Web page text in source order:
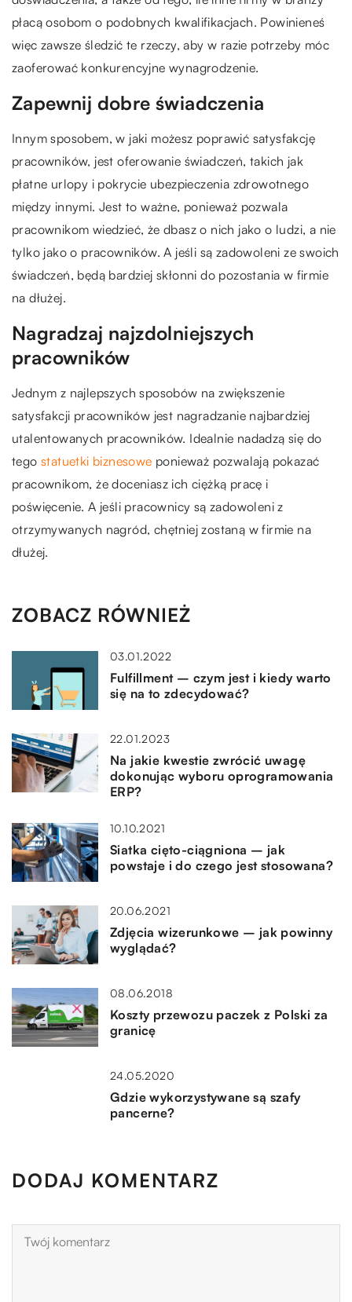
płacą osobom o podobnych kwalifikacjach. Powinieneś
więc zawsze śledzić te rzeczy, aby w razie potrzeby móc
zaoferować konkurencyjne wynagrodzenie.
Zapewnij dobre świadczenia
Innym sposobem, w jaki możesz poprawić satysfakcję
pracowników, jest oferowanie świadczeń, takich jak
płatne urlopy i pokrycie ubezpieczenia zdrowotnego
między innymi. Jest to ważne, ponieważ pozwala
pracownikom wiedzieć, że dbasz o nich jako o ludzi, a nie
tylko jako o pracowników. A jeśli są zadowoleni ze swoich
świadczeń, będą bardziej skłonni do pozostania w firmie
na dłużej.
Nagradzaj najzdolniejszych
pracowników
Jednym z najlepszych sposobów na zwiększenie
satysfakcji pracowników jest nagradzanie najbardziej
utalentowanych pracowników. Idealnie nadadzą się do
tego statuetki biznesowe ponieważ pozwalają pokazać
pracownikom, że doceniasz ich ciężką pracę i
poświęcenie. A jeśli pracownicy są zadowoleni z
otrzymywanych nagród, chętniej zostaną w firmie na
dłużej.
ZOBACZ RÓWNIEŻ
03.01.2022
Fulfillment – czym jest i kiedy warto
się na to zdecydować?
22.01.2023
Na jakie kwestie zwrócić uwagę
dokonując wyboru oprogramowania
ERP?
10.10.2021
Siatka cięto-ciągniona – jak
powstaje i do czego jest stosowana?
20.06.2021
Zdjęcia wizerunkowe – jak powinny
wyglądać?
08.06.2018
Koszty przewozu paczek z Polski za
granicę
24.05.2020
Gdzie wykorzystywane są szafy
pancerne?
DODAJ KOMENTARZ